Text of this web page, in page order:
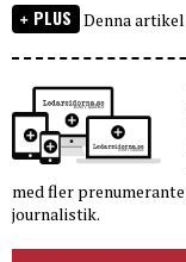
PLUS Denna
med fler
journalistik.